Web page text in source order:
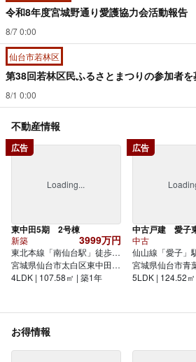
令和8年度宮城野通り愛護協力会活動報告
8/7 0:00
仙台市若林区
第38回若林区民ふるさとまつりの参加者
8/1 0:00
不動産情報
広告
Loading...
東中田5期 2号棟
新築 3999万円
東北本線「南仙台駅」徒歩
18分
宮城県仙台市太白区東中田１
丁目
4LDK | 107.58㎡ | 築1年
広告
中古戸建 愛子
中古
仙山線「愛子」
宮城県仙台市青
丁目
5LDK | 124.52
お得情報